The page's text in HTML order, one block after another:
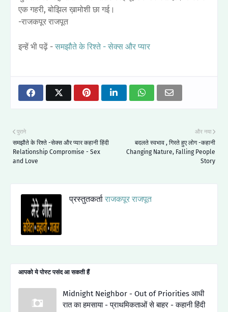
एक गहरी, बोझिल ख़ामोशी छा गई।
-राजकपूर राजपूत
इन्हें भी पढ़ें - समझौते के रिश्ते - सेक्स और प्यार
और नया
बदलते स्वभाव , गिरते हुए लोग -कहानी
Changing Nature, Falling People
Story
पुराने
समझौते के रिश्ते -सेक्स और प्यार कहानी हिंदी
Relationship Compromise - Sex
and Love
प्रस्तुतकर्ता राजकपूर राजपूत
आपको ये पोस्ट पसंद आ सकती हैं
Midnight Neighbor - Out of Priorities आधी
रात का हमसाया - प्राथमिकताओं से बाहर - कहानी हिंदी